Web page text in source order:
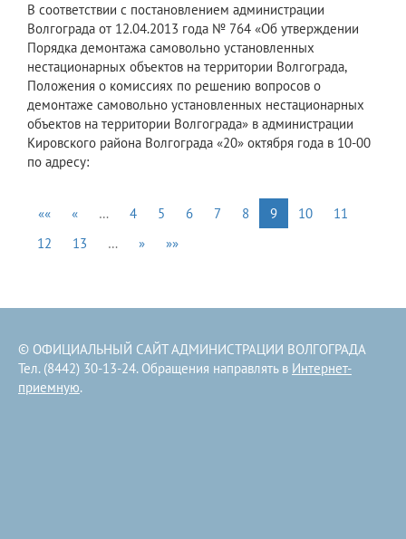
В соответствии с постановлением администрации
Волгограда от 12.04.2013 года № 764 «Об утверждении
Порядка демонтажа самовольно установленных
нестационарных объектов на территории Волгограда,
Положения о комиссиях по решению вопросов о
демонтаже самовольно установленных нестационарных
объектов на территории Волгограда» в администрации
Кировского района Волгограда «20» октября года в 10-00
по адресу:
«« « … 4 5 6 7 8 9 10
11
12
13 … » »»
© ОФИЦИАЛЬНЫЙ САЙТ АДМИНИСТРАЦИИ ВОЛГОГРАДА
Тел. (8442) 30-13-24. Обращения направлять в Интернет-
приемную.